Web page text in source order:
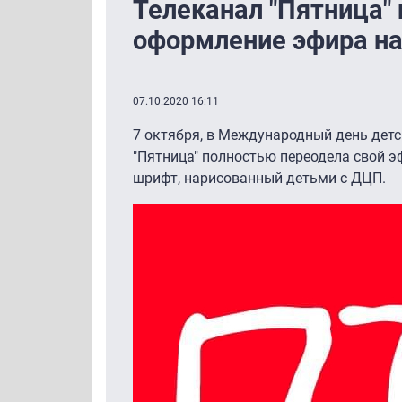
Телеканал
оформление эфира
07.10.2020 16:11
7 октября, в Международный день
"Пятница" полностью переодела свой
шрифт, нарисованный детьми с ДЦП.